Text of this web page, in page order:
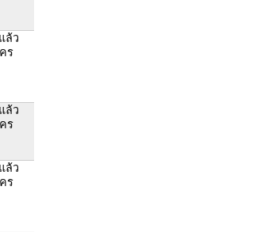
ล้ว
ร
ล้ว
ร
ล้ว
ร